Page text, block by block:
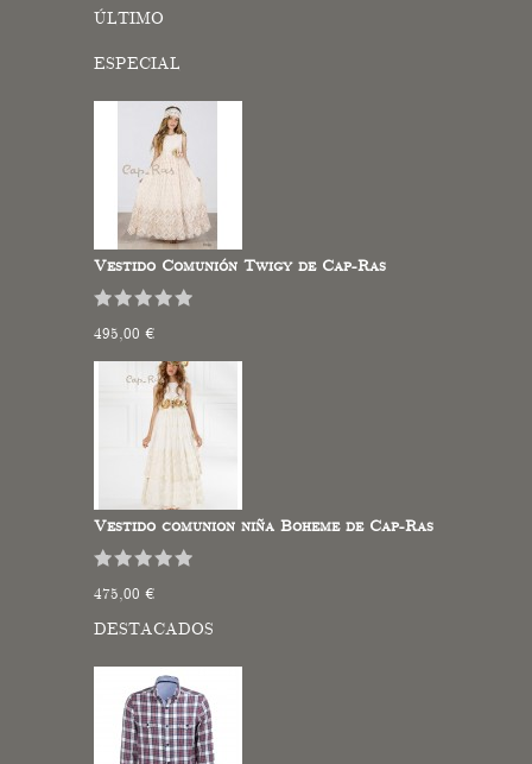
ÚLTIMO
ESPECIAL
Vestido Comunión Twigy de Cap-Ras
495,00 €
Vestido comunion niña Boheme de Cap-Ras
475,00 €
DESTACADOS